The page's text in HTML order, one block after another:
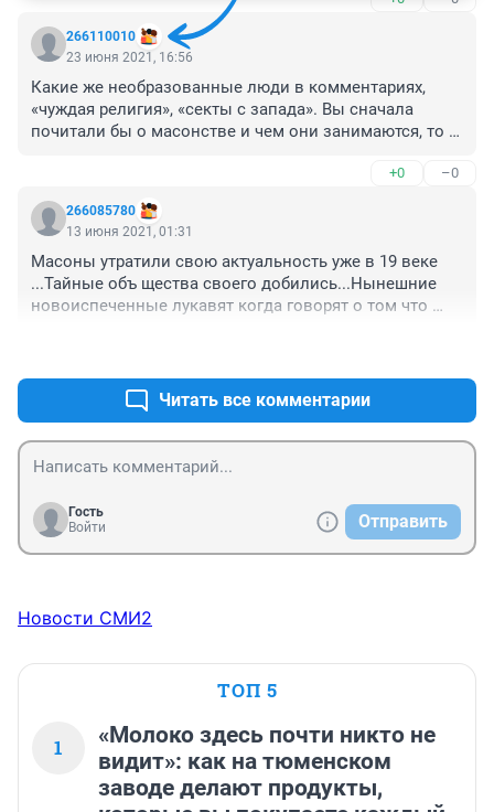
266110010
23 июня 2021, 16:56
Какие же необразованные люди в комментариях,
«чуждая религия», «секты с запада». Вы сначала
почитали бы о масонстве и чем они занимаются, то
что они таковыми являются, иногда мозг включать
надо). И да, о пользе, главная их цель это
совершенствовании себя и других, а так же
благотворительность. И это далеко не религия, в этом
ордене обязательно нужно верить в Бога, но каждый
верит в свою религию. Так что перед тем клеветать
клеветать людей, поищите информацию в интернете
+0 –0
266085780
13 июня 2021, 01:31
Масоны утратили свою актуальность уже в 19 веке
...Тайные объ щества своего добились...Нынешние
новоиспеченные лукавят когда говорят о том что
ложу ради смеха ...Ноя думаю не просто так ..Многие
декабристы имели отношение к тайным
обществам..Сейчас они своего добились ..Власть в их
руках ..И человечество прогнулось под все видящем
оком мировой за кулисы увы увы ....
Читать все комментарии
Гость
Войти
Отправить
Новости СМИ2
ТОП 5
1
«Молоко здесь почти никто не
видит»: как на тюменском
заводе делают продукты,